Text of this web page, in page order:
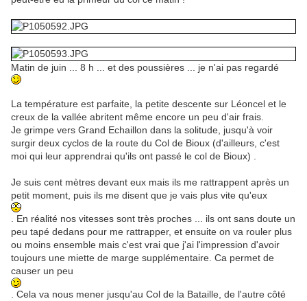
Matin de juin ... 8 h ... et des poussières ... je n'ai pas regardé
La température est parfaite, la petite descente sur Léoncel et le
creux de la vallée abritent même encore un peu d'air frais.
Je grimpe vers Grand Echaillon dans la solitude, jusqu'à voir
surgir deux cyclos de la route du Col de Bioux (d'ailleurs, c'est
moi qui leur apprendrai qu'ils ont passé le col de Bioux) .
Je suis cent mètres devant eux mais ils me rattrappent après un
petit moment, puis ils me disent que je vais plus vite qu'eux
. En réalité nos vitesses sont très proches ... ils ont sans doute un
peu tapé dedans pour me rattrapper, et ensuite on va rouler plus
ou moins ensemble mais c'est vrai que j'ai l'impression d'avoir
toujours une miette de marge supplémentaire. Ca permet de
causer un peu
. Cela va nous mener jusqu'au Col de la Bataille, de l'autre côté